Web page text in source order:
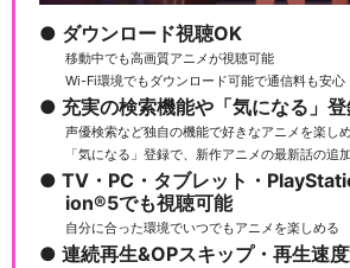
ダウンロード視聴OK
移動中でも高画質アニメが視聴可能
Wi-Fi環境でもダウンロード可能で通信料も安心
充実の検索機能や「気になる」
声優検索など独自の機能で好きなアニメを楽し
「気になる」登録で、新作アニメの最新話の追
TV・PC・タブレット・
ion®5でも視聴可能
自分に合った環境でいつでもアニメを楽しめる
連続再生&OPスキップ・再生速